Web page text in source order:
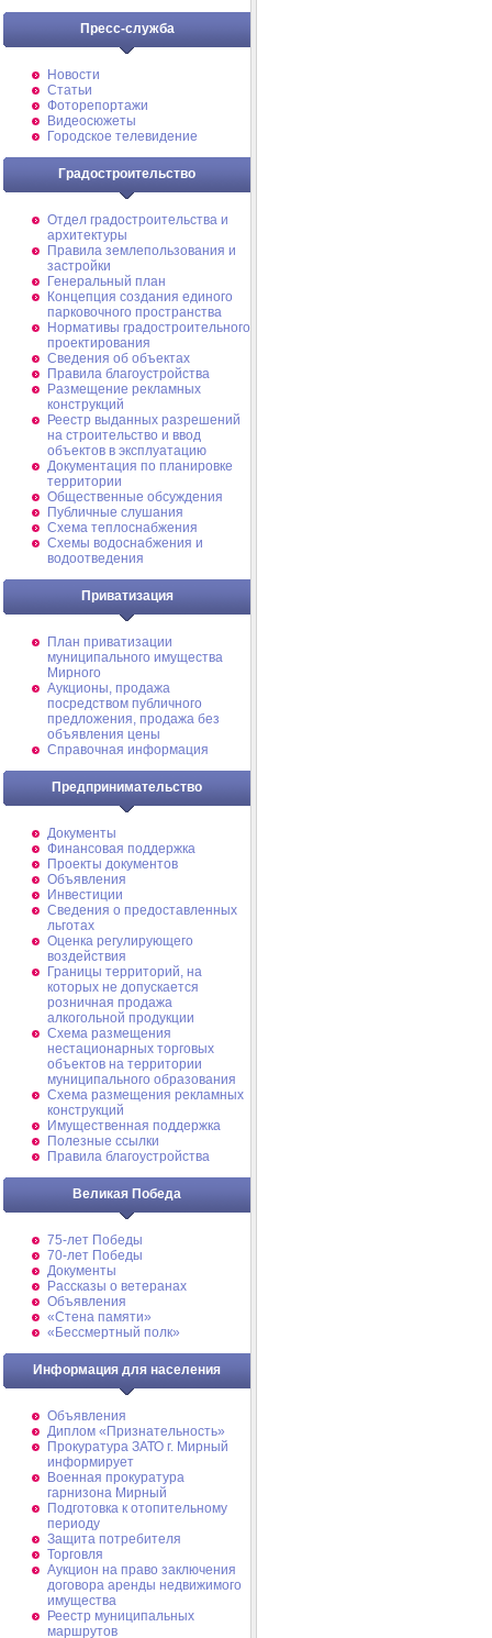
Пресс-служба
Новости
Статьи
Фоторепортажи
Видеосюжеты
Городское телевидение
Градостроительство
Отдел градостроительства и
архитектуры
Правила землепользования и
застройки
Генеральный план
Концепция создания единого
парковочного пространства
Нормативы градостроительного
проектирования
Сведения об объектах
Правила благоустройства
Размещение рекламных
конструкций
Реестр выданных разрешений
на строительство и ввод
объектов в эксплуатацию
Документация по планировке
территории
Общественные обсуждения
Публичные слушания
Схема теплоснабжения
Схемы водоснабжения и
водоотведения
Приватизация
План приватизации
муниципального имущества
Мирного
Аукционы, продажа
посредством публичного
предложения, продажа без
объявления цены
Справочная информация
Предпринимательство
Документы
Финансовая поддержка
Проекты документов
Объявления
Инвестиции
Сведения о предоставленных
льготах
Оценка регулирующего
воздействия
Границы территорий, на
которых не допускается
розничная продажа
алкогольной продукции
Схема размещения
нестационарных торговых
объектов на территории
муниципального образования
Схема размещения рекламных
конструкций
Имущественная поддержка
Полезные ссылки
Правила благоустройства
Великая Победа
75-лет Победы
70-лет Победы
Документы
Рассказы о ветеранах
Объявления
«Стена памяти»
«Бессмертный полк»
Информация для населения
Объявления
Диплом «Признательность»
Прокуратура ЗАТО г. Мирный
информирует
Военная прокуратура
гарнизона Мирный
Подготовка к отопительному
периоду
Защита потребителя
Торговля
Аукцион на право заключения
договора аренды недвижимого
имущества
Реестр муниципальных
маршрутов